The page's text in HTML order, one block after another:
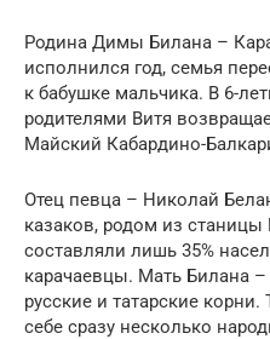
Родина Димы Билана –
исполнился год, семья
к бабушке мальчика. В 6-
родителями Витя
Майский Кабардино-
Отец певца – Николай
казаков, родом из станицы
составляли лишь 35%
карачаевцы. Мать Билана
русские и татарские корни.
себе сразу несколько